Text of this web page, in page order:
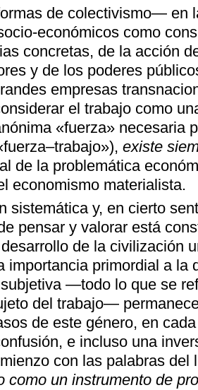
de colectivismo— en
económicos como
concretas, de la acción
y de los poderes
empresas
el trabajo como
«fuerza» necesaria
existe
de la problemática
economismo materialista.
sistemática y, en cierto
pensar y valorar está
de la civilización
importancia primordial a
—todo lo que se
del trabajo—
de este género, en
e incluso una
con las palabras
como un instrumento de